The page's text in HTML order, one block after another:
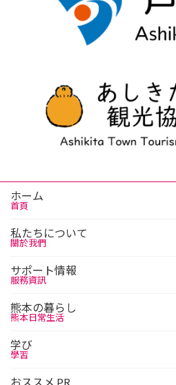
ホーム
首頁
私たちについて
關於我們
サポート情報
服務資訊
熊本の暮らし
熊本日常生活
学び
學習
おススメ PR